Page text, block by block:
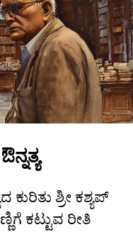
ಕುರಿತು ಶ್ರೀ ಕಶ್ಯಪ್
ಕಟ್ಟುವ ರೀತಿ